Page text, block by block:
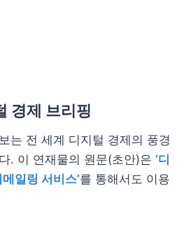
경제 브리핑
는 전 세계 디지털 경제의 풍경
. 이 연재물의 원문(초안)은 ‘디
메일링 서비스’를 통해서도 이용